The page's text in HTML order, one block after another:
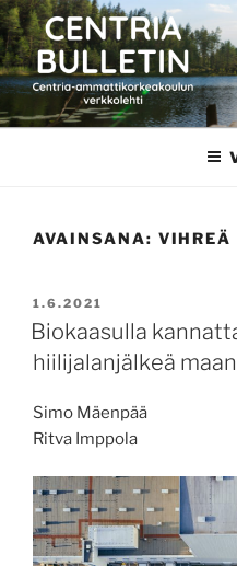
Siirry
sisältöön
CENTRIA
AVAINSANA: VIHREÄ
JULKAISTU
1.6.2021
Biokaasulla
hiilijalanjälkeä
Simo Mäenpää
Ritva Imppola